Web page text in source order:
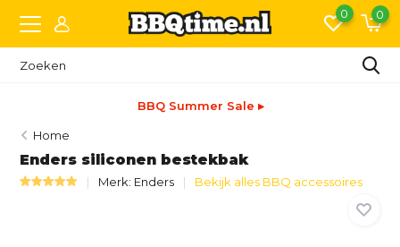
0 0
BBQ Summer Sale ▸
Home
Enders siliconen bestekbak
Merk: Enders Bekijk alles BBQ accessoires